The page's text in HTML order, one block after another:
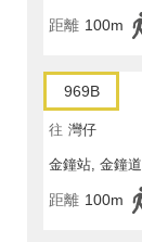
距離 100m
969B
往 灣仔
金鐘站, 金鐘道
距離 100m